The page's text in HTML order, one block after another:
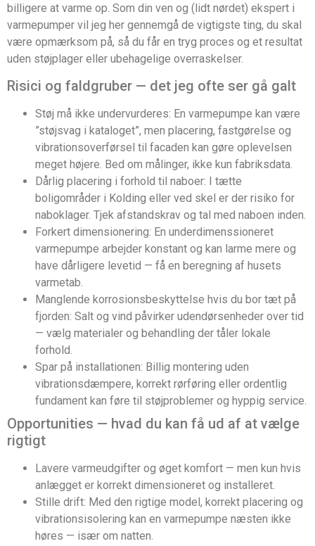
billigere at varme op. Som din ven og (lidt nørdet) ekspert i
varmepumper vil jeg her gennemgå de vigtigste ting, du skal
være opmærksom på, så du får en tryg proces og et resultat
uden støjplager eller ubehagelige overraskelser.
Risici og faldgruber — det jeg ofte ser gå galt
Støj må ikke undervurderes: En varmepumpe kan være
”støjsvag i kataloget”, men placering, fastgørelse og
vibrationsoverførsel til facaden kan gøre oplevelsen
meget højere. Bed om målinger, ikke kun fabriksdata.
Dårlig placering i forhold til naboer: I tætte
boligområder i Kolding eller ved skel er der risiko for
naboklager. Tjek afstandskrav og tal med naboen inden.
Forkert dimensionering: En underdimenssioneret
varmepumpe arbejder konstant og kan larme mere og
have dårligere levetid — få en beregning af husets
varmetab.
Manglende korrosionsbeskyttelse hvis du bor tæt på
fjorden: Salt og vind påvirker udendørsenheder over tid
— vælg materialer og behandling der tåler lokale
forhold.
Spar på installationen: Billig montering uden
vibrationsdæmpere, korrekt rørføring eller ordentlig
fundament kan føre til støjproblemer og hyppig service.
Opportunities — hvad du kan få ud af at vælge
rigtigt
Lavere varmeudgifter og øget komfort — men kun hvis
anlægget er korrekt dimensioneret og installeret.
Stille drift: Med den rigtige model, korrekt placering og
vibrationsisolering kan en varmepumpe næsten ikke
høres — især om natten.